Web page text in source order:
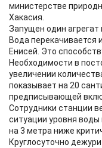
министерстве
Хакасия.
Запущен один агрегат
Вода перекачивается
Енисей. Это
Необходимости в
увеличении
показывает на 20
предписывающей
Сотрудники станции
ситуации уровня воды
на 3 метра ниже
Круглосуточно